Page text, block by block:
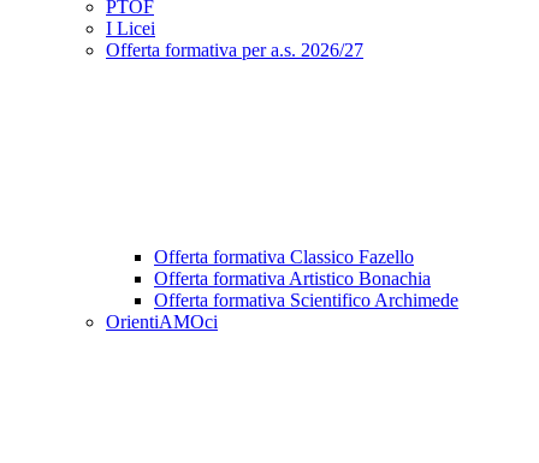
PTOF
I Licei
Offerta formativa per a.s. 2026/27
Offerta formativa Classico Fazello
Offerta formativa Artistico Bonachia
Offerta formativa Scientifico Archimede
OrientiAMOci